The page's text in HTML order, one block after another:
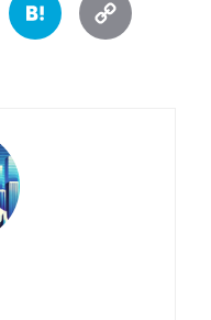
Line Hatena